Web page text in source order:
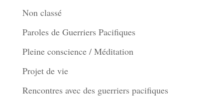
Non classé
Paroles de Guerriers Pacifiques
Pleine conscience / Méditation
Projet de vie
Rencontres avec des guerriers pacifiques